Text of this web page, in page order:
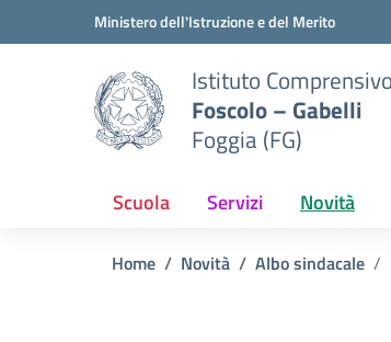
Vai ai contenuti
Vai al menu di navigazioneMinistero dell'Istruzione e del Merito
Istituto Comprensivo
Foscolo – Gabelli
Foggia (FG)
Scuola Servizi Novità
Home Novità Albo sindacale